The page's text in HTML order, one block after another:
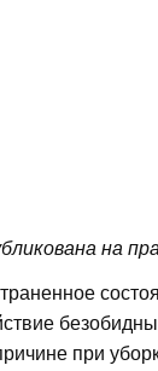
на
при